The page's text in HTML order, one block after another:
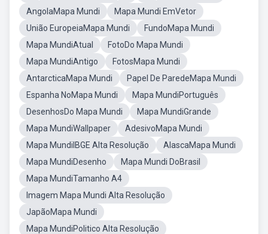
AngolaMapa Mundi
Mapa Mundi EmVetor
União EuropeiaMapa Mundi
FundoMapa Mundi
Mapa MundiAtual
FotoDo Mapa Mundi
Mapa MundiAntigo
FotosMapa Mundi
AntarcticaMapa Mundi
Papel De ParedeMapa Mundi
Espanha NoMapa Mundi
Mapa MundiPortuguês
DesenhosDo Mapa Mundi
Mapa MundiGrande
Mapa MundiWallpaper
AdesivoMapa Mundi
Mapa MundiIBGE Alta Resolução
AlascaMapa Mundi
Mapa MundiDesenho
Mapa Mundi DoBrasil
Mapa MundiTamanho A4
Imagem Mapa Mundi Alta Resolução
JapãoMapa Mundi
Mapa MundiPolitico Alta Resolução